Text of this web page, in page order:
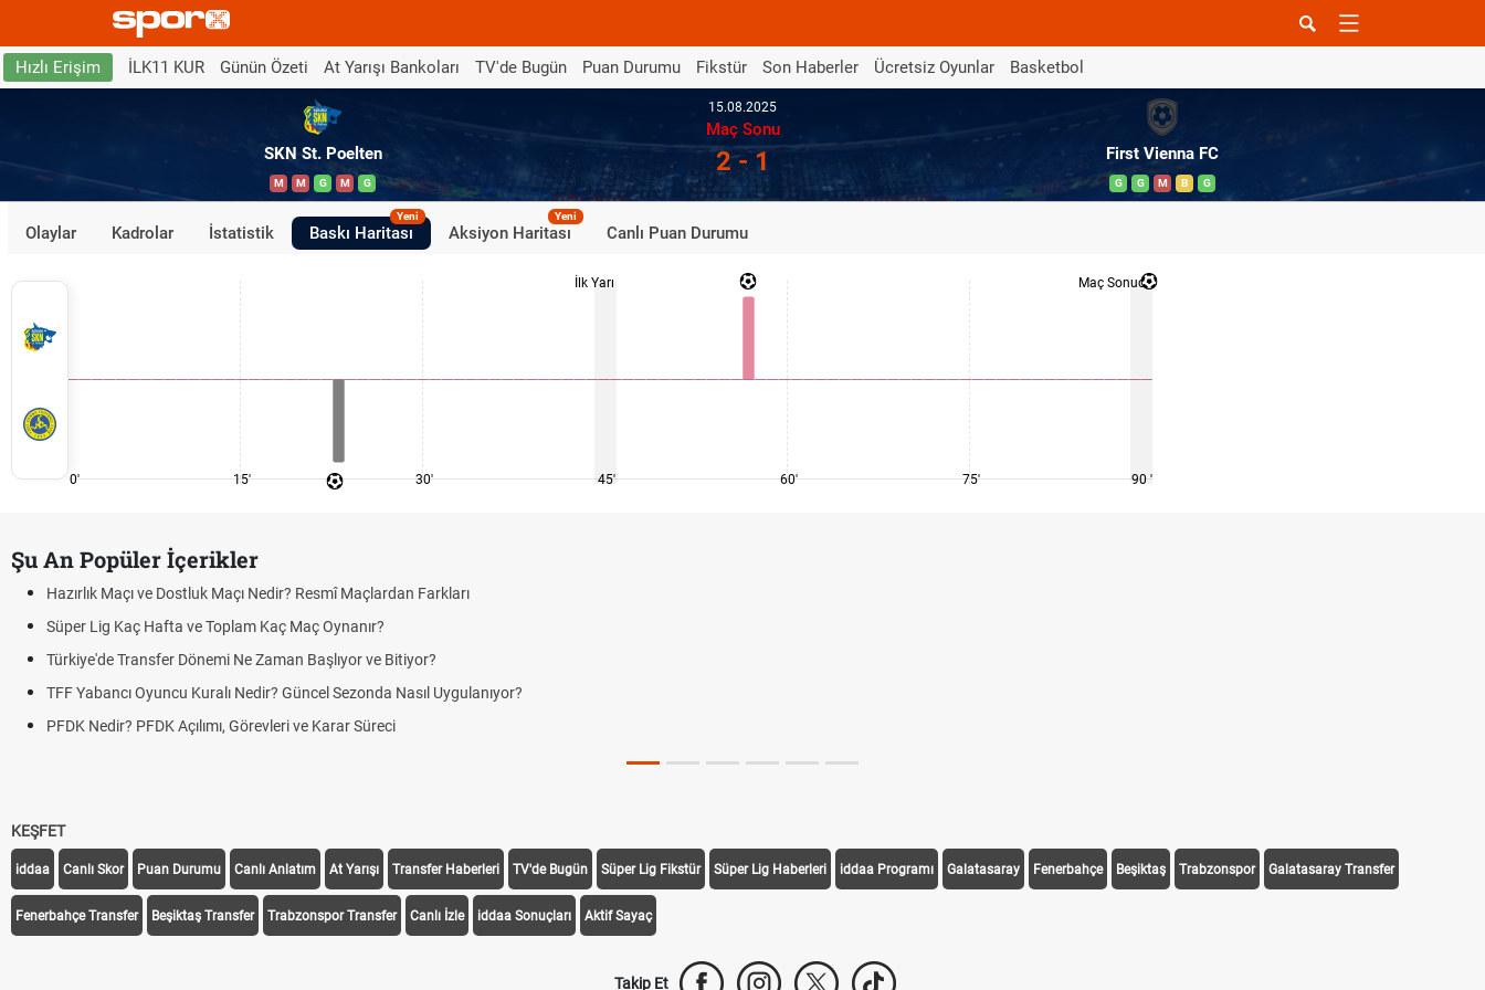
Hızlı Erişim İLK11 KUR Günün Özeti At Yarışı Bankoları TV'de Bugün Puan Durumu Fikstür Son Haberler Ücretsiz Oyunlar Basketbol
SKN St. Poelten
M M G M G
15.08.2025
Maç Sonu
2 - 1 First Vienna FC
G G M B G
Olaylar Kadrolar İstatistik Baskı Haritası
Yeni
Aksiyon Haritası
Yeni
Canlı Puan Durumu
0' 15' 30'
İlk Yarı
45' 60' 75'
Maç Sonucu
90 '
Şu An Popüler İçerikler
Hazırlık Maçı ve Dostluk Maçı Nedir? Resmî Maçlardan Farkları
Süper Lig Kaç Hafta ve Toplam Kaç Maç Oynanır?
Türkiye'de Transfer Dönemi Ne Zaman Başlıyor ve Bitiyor?
TFF Yabancı Oyuncu Kuralı Nedir? Güncel Sezonda Nasıl Uygulanıyor?
PFDK Nedir? PFDK Açılımı, Görevleri ve Karar Süreci
KEŞFET
iddaa Canlı Skor Puan Durumu Canlı Anlatım At Yarışı Transfer Haberleri TV'de Bugün Süper Lig Fikstür Süper Lig Haberleri iddaa Programı Galatasaray Fenerbahçe Beşiktaş Trabzonspor Galatasaray Transfer
Fenerbahçe Transfer Beşiktaş Transfer Trabzonspor Transfer Canlı İzle iddaa Sonuçları Aktif Sayaç
Takip Et